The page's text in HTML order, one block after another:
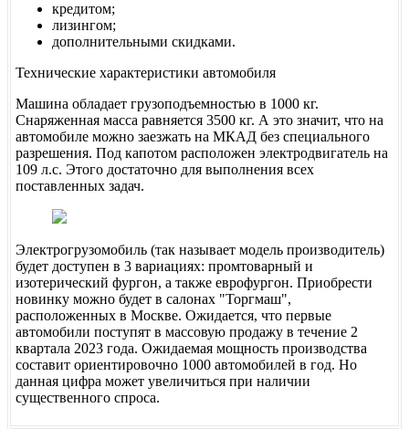
кредитом;
лизингом;
дополнительными скидками.
Технические характеристики автомобиля
Машина обладает грузоподъемностью в 1000 кг.
Снаряженная масса равняется 3500 кг. А это значит, что на
автомобиле можно заезжать на МКАД без специального
разрешения. Под капотом расположен электродвигатель на
109 л.с. Этого достаточно для выполнения всех
поставленных задач.
Электрогрузомобиль (так называет модель производитель)
будет доступен в 3 вариациях: промтоварный и
изотерический фургон, а также еврофургон. Приобрести
новинку можно будет в салонах "Торгмаш",
расположенных в Москве. Ожидается, что первые
автомобили поступят в массовую продажу в течение 2
квартала 2023 года. Ожидаемая мощность производства
составит ориентировочно 1000 автомобилей в год. Но
данная цифра может увеличиться при наличии
существенного спроса.